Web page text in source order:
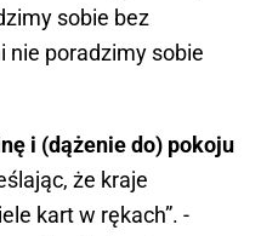
sobie bez
nie poradzimy sobie
i (dążenie do) pokoju
że kraje
kart w rękach”. -